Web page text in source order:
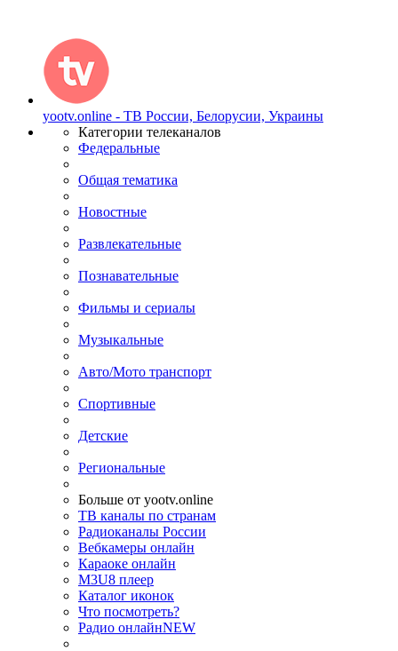
yootv.online - ТВ России, Белорусии, Украины
Категории телеканалов
Федеральные
Общая тематика
Новостные
Развлекательные
Познавательные
Фильмы и сериалы
Музыкальные
Авто/Мото транспорт
Спортивные
Детские
Региональные
Больше от yootv.online
ТВ каналы по странам
Радиоканалы России
Вебкамеры онлайн
Караоке онлайн
M3U8 плеер
Каталог иконок
Что посмотреть?
Радио онлайнNEW